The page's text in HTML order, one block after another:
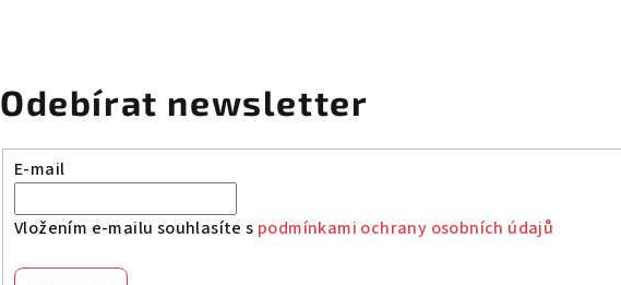
Odebírat newsletter
E-mail
Vložením e-mailu souhlasíte s podmínkami ochrany osobních údajů